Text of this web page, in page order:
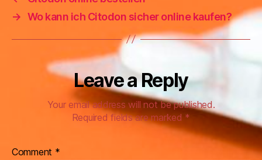
→ Wo kann ich Citodon sicher online kaufen?
Leave a Reply
Your email address will not be published.
Required fields are marked*
Comment *